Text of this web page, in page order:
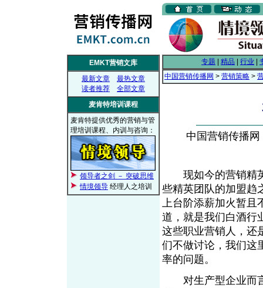
EMKT营销文库
最新文章
最热文章
读者推荐
全部文章
麦肯特培训课程
麦肯特提供优秀的营销与管
理培训课程、内训与咨询：
领导者之剑 － 突破思维
情境领导 经理人之培训
专题 精品 行业
中国营销传播网 > 营销策略 >
中国营销传播
现如今的营销精英
些精英团队的加盟趋
上台阶添薪加火暂且
道，就是我们白酒行
这些职业营销人，还
们不做讨论，我们这
率的问题。
对生产型企业而言